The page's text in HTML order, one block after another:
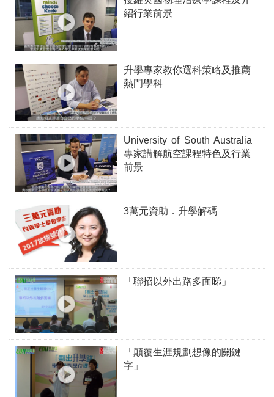
紹行業前景
升學專家教你選科策略及推薦
熱門學科
University of South Australia
專家講解航空課程特色及行業
前景
3萬元資助．升學解碼
「聯招以外出路多面睇」
「顛覆生涯規劃想像的關鍵
字」